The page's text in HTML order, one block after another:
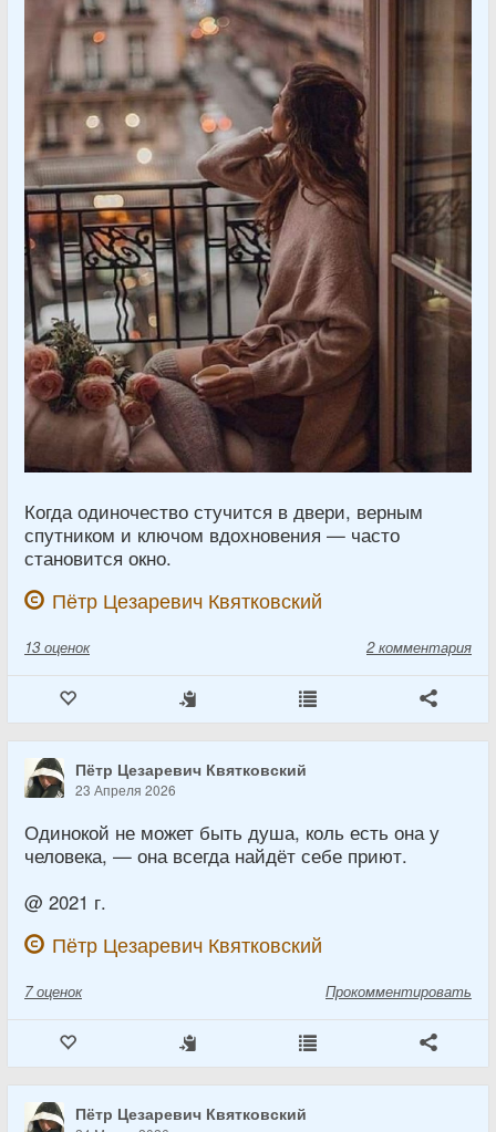
Когда одиночество стучится в двери, верным
спутником и ключом вдохновения — часто
становится окно.
Пётр Цезаревич Квятковский
13 оценок 2 комментария
Пётр Цезаревич Квятковский
23 Апреля 2026
Одинокой не может быть душа, коль есть она у
человека, — она всегда найдёт себе приют.
@ 2021 г.
Пётр Цезаревич Квятковский
7 оценок Прокомментировать
Пётр Цезаревич Квятковский